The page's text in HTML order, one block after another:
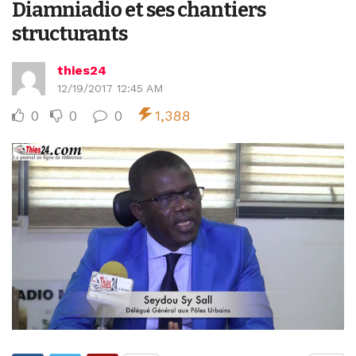
Diamniadio et ses chantiers
structurants
thies24
12/19/2017 12:45 AM
0 0 0 1,388